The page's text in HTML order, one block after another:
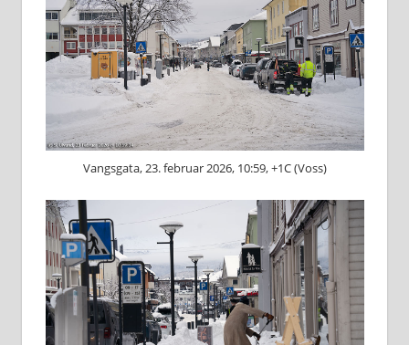
Vangsgata, 23. februar 2026, 10:59, +1C (Voss)